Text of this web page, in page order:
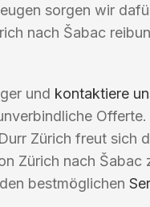
sorgen wir
nach Šabac
und kontaktiere
Offerte.
Zürich freut sich
Zürich nach Šabac
bestmöglichen